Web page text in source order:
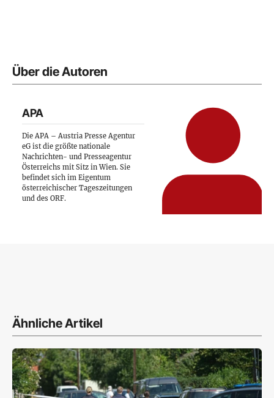
Über die Autoren
APA
Die APA – Austria Presse Agentur
eG ist die größte nationale
Nachrichten- und Presseagentur
Österreichs mit Sitz in Wien. Sie
befindet sich im Eigentum
österreichischer Tageszeitungen
und des ORF.
Ähnliche Artikel